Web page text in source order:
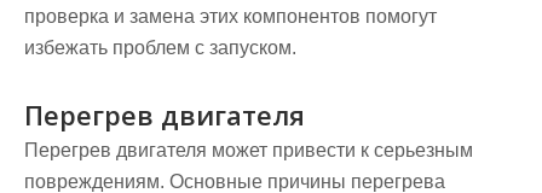
проверка и замена этих компонентов помогут
избежать проблем с запуском.
Перегрев двигателя
Перегрев двигателя может привести к серьезным
повреждениям. Основные причины перегрева